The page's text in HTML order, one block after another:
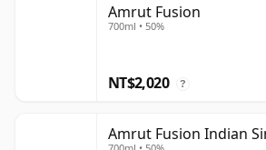
Amrut Fusion
700ml • 50%
NT$2,020 ?
Amrut Fusion Indian